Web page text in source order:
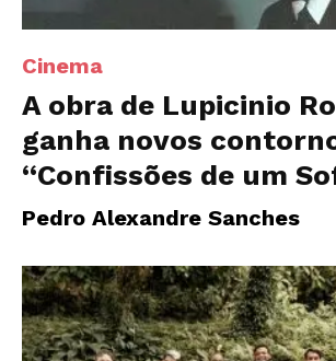
Cinema
A obra de Lupicinio
ganha novos
“Confissões de um
Pedro Alexandre Sanches